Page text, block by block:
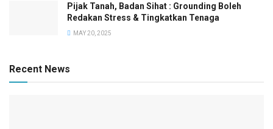
Pijak Tanah, Badan Sihat : Grounding Boleh
Redakan Stress & Tingkatkan Tenaga
MAY 20, 2025
Recent News